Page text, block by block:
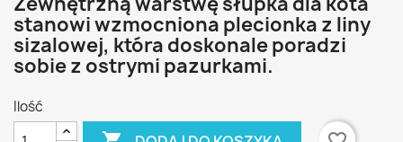
stanowi wzmocniona plecionka z liny
sizalowej, która doskonale poradzi
sobie z ostrymi pazurkami.
Ilość